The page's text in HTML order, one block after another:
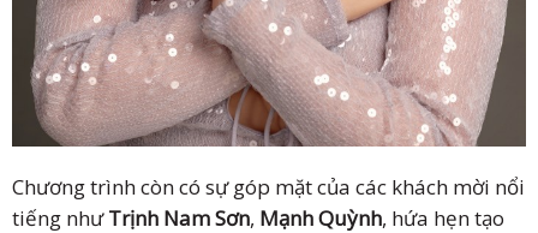
Chương trình còn có sự góp mặt của các khách mời nổi
tiếng nhưTrịnh Nam Sơn, Mạnh Quỳnh, hứa hẹn tạo